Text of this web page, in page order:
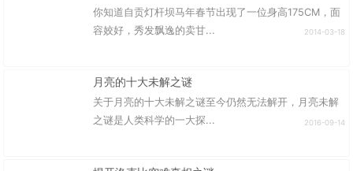
你知道自贡灯杆坝马年春节出现了一位身高175CM，面
容姣好，秀发飘逸的卖甘...
2014-03-18
月亮的十大未解之谜
关于月亮的十大未解之谜至今仍然无法解开，月亮未解
之谜是人类科学的一大探...
2016-09-14